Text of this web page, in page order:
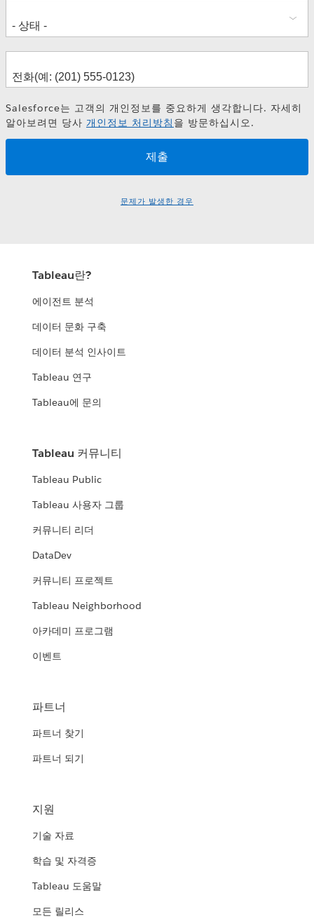
Salesforce는 고객의 개인정보를 중요하게 생각합니다. 자세히
알아보려면 당사 개인정보 처리방침 을 방문하십시오.
문제가 발생한 경우
Tableau란?
에이전트 분석
데이터 문화 구축
데이터 분석 인사이트
Tableau 연구
Tableau에 문의
Tableau 커뮤니티
Tableau Public
Tableau 사용자 그룹
커뮤니티 리더
DataDev
커뮤니티 프로젝트
Tableau Neighborhood
아카데미 프로그램
이벤트
파트너
파트너 찾기
파트너 되기
지원
기술 자료
학습 및 자격증
Tableau 도움말
모든 릴리스